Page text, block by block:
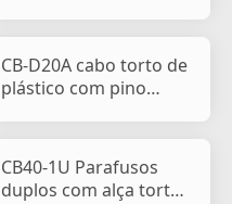
CB-D20A cabo torto de
plástico com pino
CB40-1U Parafusos
duplos com alça torta